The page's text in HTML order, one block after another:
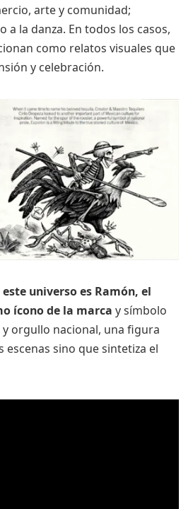
arte y comunidad;
a la danza. En todos los casos,
como relatos visuales que
y celebración.
universo es Ramón, el
ícono de la marca y símbolo
orgullo nacional, una figura
escenas sino que sintetiza el